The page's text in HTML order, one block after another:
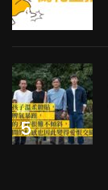
4
5